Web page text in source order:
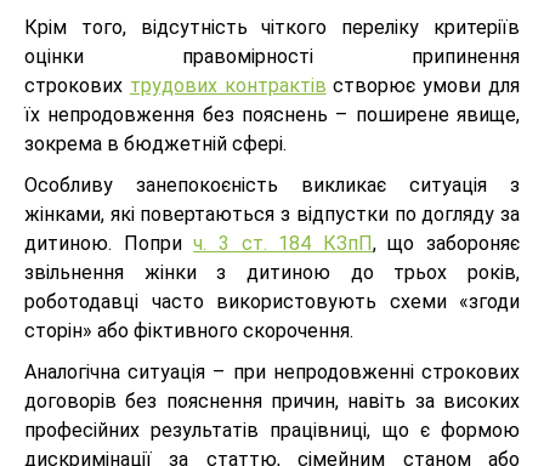
Крім того, відсутність чіткого переліку критеріїв
оцінки правомірності припинення
строкових трудових контрактів створює умови для
їх непродовження без пояснень – поширене явище,
зокрема в бюджетній сфері.
Особливу занепокоєність викликає ситуація з
жінками, які повертаються з відпустки по догляду за
дитиною. Поприч. 3 ст. 184 КЗпП, що забороняє
звільнення жінки з дитиною до трьох років,
роботодавці часто використовують схеми «згоди
сторін» або фіктивного скорочення.
Аналогічна ситуація – при непродовженні строкових
договорів без пояснення причин, навіть за високих
професійних результатів працівниці, що є формою
дискримінації за статтю, сімейним станом або